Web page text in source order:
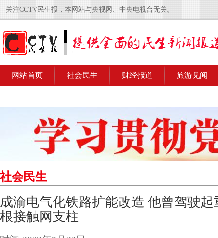
关注CCTV民生报，本网站与央视网、中央电视台无关。
网站首页 社会民生 财经报道 旅游见闻
社会民生
成渝电气化铁路扩能改造 他曾驾驶
根接触网支柱